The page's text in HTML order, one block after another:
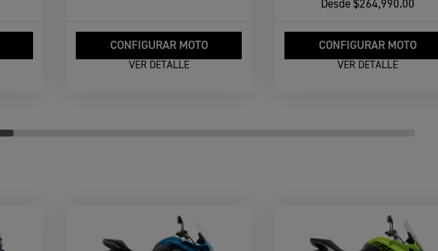
CONFIGURAR MOTO
VER DETALLE
Desde $264,990.00
CONFIGURAR MOTO
VER DETALLE